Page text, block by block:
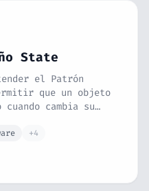
State
el Patrón
que un objeto
cuando cambia su
y un ejemplo
+4